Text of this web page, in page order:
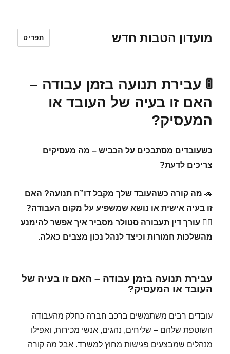
מועדון הטבות חדש תפריט
🚦 עבירת תנועה בזמן עבודה –
האם זו בעיה של העובד או
המעסיק?
כשעובדים מסתבכים על הכביש – מה מעסיקים
צריכים לדעת?
🚗 מה קורה כשהעובד שלך מקבל דו”ח תנועה? האם
זו בעיה אישית או נושא שמשפיע על מקום העבודה?
👨‍⚖ עורך דין תעבורה סטולר מסביר איך אפשר להימנע
מהשלכות חמורות וכיצד לנהל נכון מצבים כאלה.
עבירת תנועה בזמן עבודה – האם זו בעיה של
העובד או המעסיק?
עובדים רבים משתמשים ברכב חברה כחלק מהעבודה
השוטפת שלהם – שליחים, נהגים, אנשי מכירות, ואפילו
מנהלים שמבצעים פגישות מחוץ למשרד. אבל מה קורה